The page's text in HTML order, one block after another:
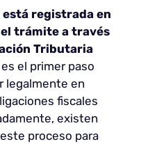
está registrada en
trámite a través
Tributaria
el primer paso
legalmente en
fiscales
existen
proceso para